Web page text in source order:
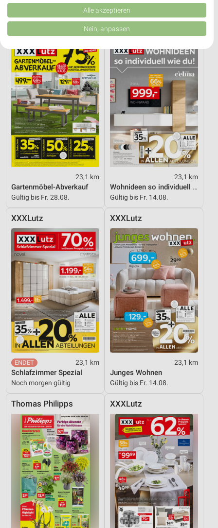
Noch morgen gültig
23,1 km
Gartenmöbel-Abverkauf
Gültig bis Fr. 28.08.
XXXLutz
23,1 km
Wohnideen so individuell wie du!
Gültig bis Fr. 14.08.
XXXLutz
23,1 km
Schlafzimmer Spezial
Noch morgen gültig
XXXLutz
23,1 km
Junges Wohnen
Gültig bis Fr. 14.08.
Thomas Philipps XXXLutz
Kombinationen von Daten aus verschiedenen Quellen. Entwicklung und
Verbesserung der Angebote. Verwendung reduzierter Daten zur Auswahl
von Inhalten.
Daten können außerhalb der Europäischen Union weitergegeben und in die
Website/App.
Partnerliste anzeigen (1 IAB-Anbieter)
Wir nutzen Ihre Daten für folgende Zwecke:
IAB-Verarbeitungszwecke:
Speichern von oder Zugriff auf Informationen
auf einem Endgerät
Verwendung reduzierter Daten zur Auswahl von
Werbeanzeigen
Erstellung von Profilen für personalisierte
Werbung
Verwendung von Profilen zur Auswahl
personalisierter Werbung
Erstellung von Profilen zur Personalisierung
Verwendung von Profilen zur Auswahl
personalisierter Inhalte
Messung der Werbeleistung
Messung der Performance von Inhalten
Analyse von Zielgruppen durch Statistiken oder
Kombinationen von Daten aus verschiedenen
Quellen
Entwicklung und Verbesserung der Angebote
Verwendung reduzierter Daten zur Auswahl von
Inhalten
Verwendung genauer Standortdaten
Geräte anhand von aktiv angeforderten
Informationen identifizieren
Nicht-IAB-Verarbeitungszwecke:
Notwendig
Performance
Funktional
Alle akzeptieren
Nein, anpassen